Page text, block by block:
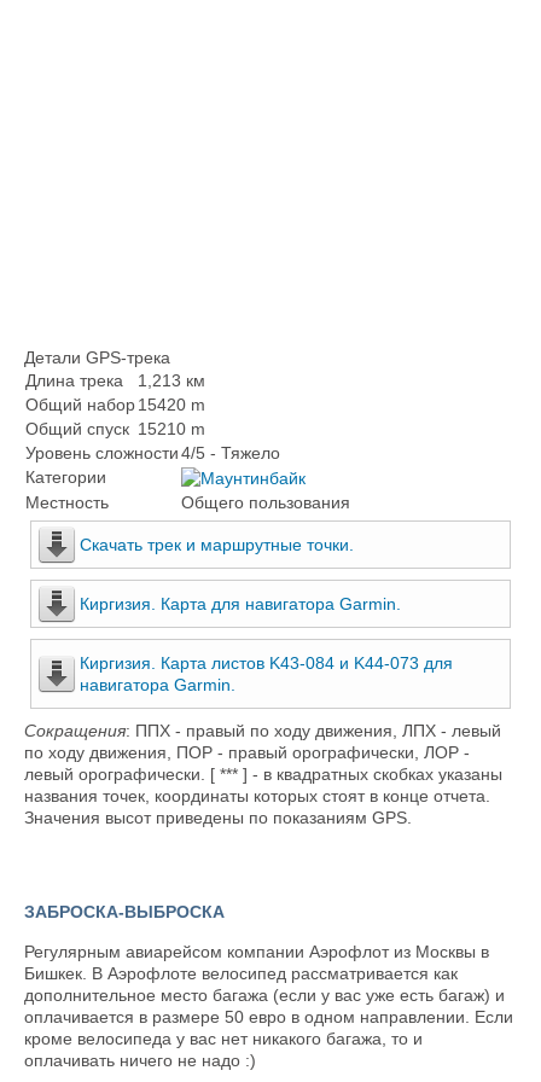
Детали GPS-трека
Длина трека
1,213 км
Общий набор15420 m
Общий спуск 15210 m
Уровень сложности4/5 - Тяжело
Категории
Местность
Общего пользования
Скачать трек и маршрутные точки.
Киргизия. Карта для навигатора Garmin.
Киргизия. Карта листов K43-084 и K44-073 для
навигатора Garmin.
Сокращения: ППХ - правый по ходу движения, ЛПХ - левый
по ходу движения, ПОР - правый орографически, ЛОР -
левый орографически. [ *** ] - в квадратных скобках указаны
названия точек, координаты которых стоят в конце отчета.
Значения высот приведены по показаниям GPS.
ЗАБРОСКА-ВЫБРОСКА
Регулярным авиарейсом компании Аэрофлот из Москвы в
Бишкек. В Аэрофлоте велосипед рассматривается как
дополнительное место багажа (если у вас уже есть багаж) и
оплачивается в размере 50 евро в одном направлении. Если
кроме велосипеда у вас нет никакого багажа, то и
оплачивать ничего не надо :)